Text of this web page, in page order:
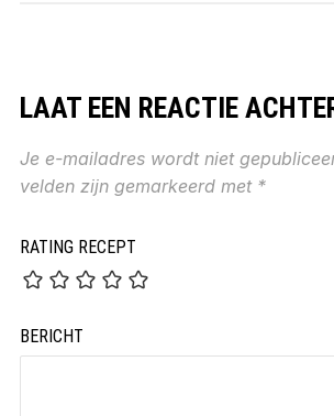
LAAT EEN REACTIE
Je e-mailadres wordt niet
velden zijn gemarkeerd met *
RATING RECEPT
BERICHT